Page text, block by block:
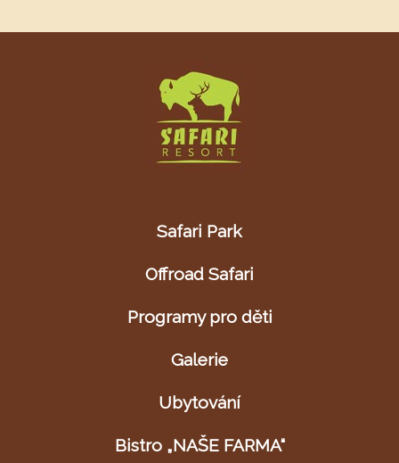
Safari Park
Offroad Safari
Programy pro děti
Galerie
Ubytování
Bistro „NAŠE FARMA“